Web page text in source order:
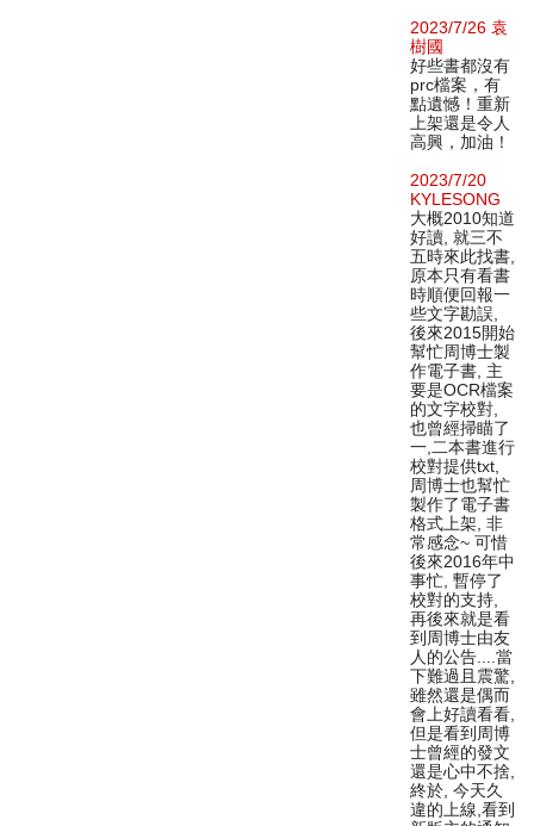
2023/7/26 袁
樹國
好些書都沒有
prc檔案，有
點遺憾！重新
上架還是令人
高興，加油！
2023/7/20
KYLESONG
大概2010知道
好讀, 就三不
五時來此找書,
原本只有看書
時順便回報一
些文字勘誤,
後來2015開始
幫忙周博士製
作電子書, 主
要是OCR檔案
的文字校對,
也曾經掃瞄了
一,二本書進行
校對提供txt,
周博士也幫忙
製作了電子書
格式上架, 非
常感念~ 可惜
後來2016年中
事忙, 暫停了
校對的支持,
再後來就是看
到周博士由友
人的公告....當
下難過且震驚,
雖然還是偶而
會上好讀看看,
但是看到周博
士曾經的發文
還是心中不捨,
終於, 今天久
違的上線,看到